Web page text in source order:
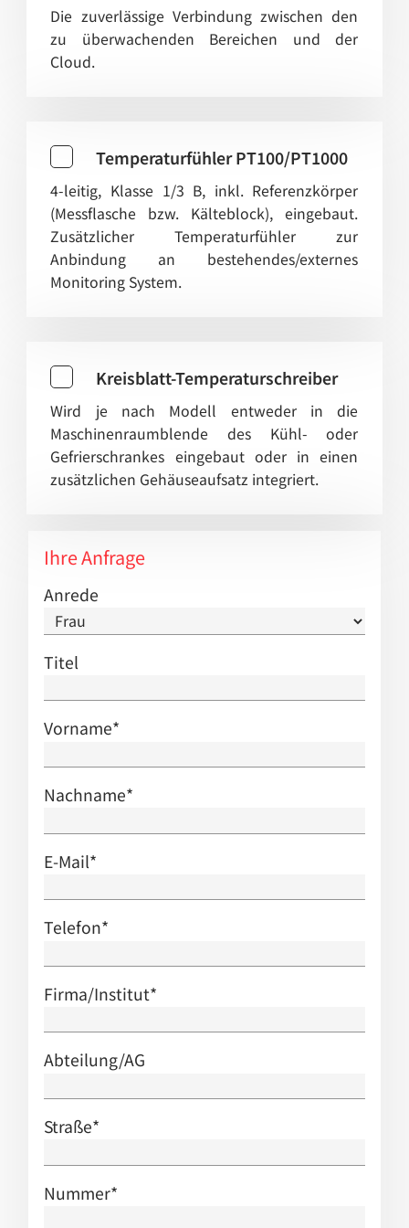
Die zuverlässige Verbindung zwischen den
zu überwachenden Bereichen und der
Cloud.
Temperaturfühler PT100/PT1000
4-leitig, Klasse 1/3 B, inkl. Referenzkörper
(Messflasche bzw. Kälteblock), eingebaut.
Zusätzlicher Temperaturfühler zur
Anbindung an bestehendes/externes
Monitoring System.
Kreisblatt-Temperaturschreiber
Wird je nach Modell entweder in die
Maschinenraumblende des Kühl- oder
Gefrierschrankes eingebaut oder in einen
zusätzlichen Gehäuseaufsatz integriert.
Ihre Anfrage
Anrede
Titel
Vorname*
Nachname*
E-Mail*
Telefon*
Firma/Institut*
Abteilung/AG
Straße*
Nummer*